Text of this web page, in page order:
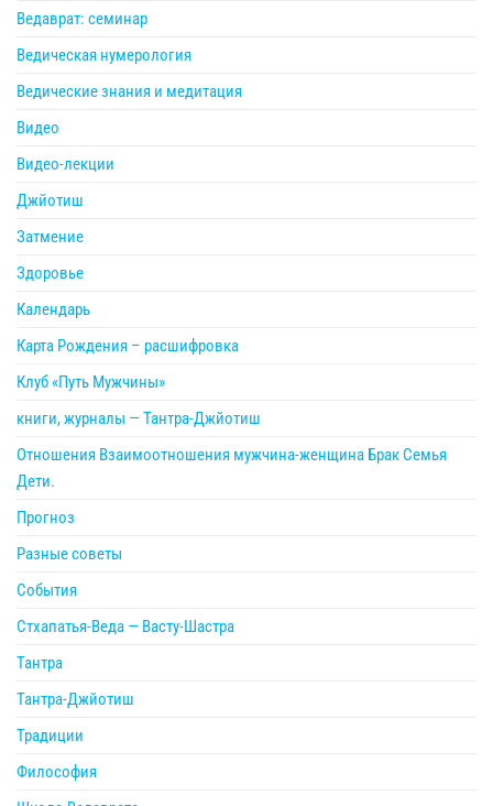
Ведаврат: семинар
Ведическая нумерология
Ведические знания и медитация
Видео
Видео-лекции
Джйотиш
Затмение
Здоровье
Календарь
Карта Рождения – расшифровка
Клуб «Путь Мужчины»
книги, журналы — Тантра-Джйотиш
Отношения Взаимоотношения мужчина-женщина Брак Семья
Дети.
Прогноз
Разные советы
События
Стхапатья-Веда — Васту-Шастра
Тантра
Тантра-Джйотиш
Традиции
Философия